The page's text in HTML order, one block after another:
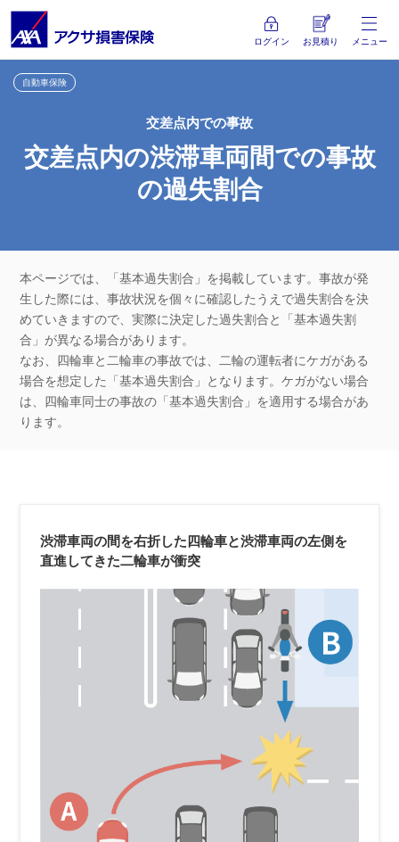
ログイン お見積り メニュー
自動車保険
交差点内での事故
交差点内の渋滞車両間での事故
の過失割合
本ページでは、「基本過失割合」を掲載しています。事故が発
生した際には、事故状況を個々に確認したうえで過失割合を決
めていきますので、実際に決定した過失割合と「基本過失割
合」が異なる場合があります。
なお、四輪車と二輪車の事故では、二輪の運転者にケガがある
場合を想定した「基本過失割合」となります。ケガがない場合
は、四輪車同士の事故の「基本過失割合」を適用する場合があ
ります。
渋滞車両の間を右折した四輪車と渋滞車両の左側を
直進してきた二輪車が衝突